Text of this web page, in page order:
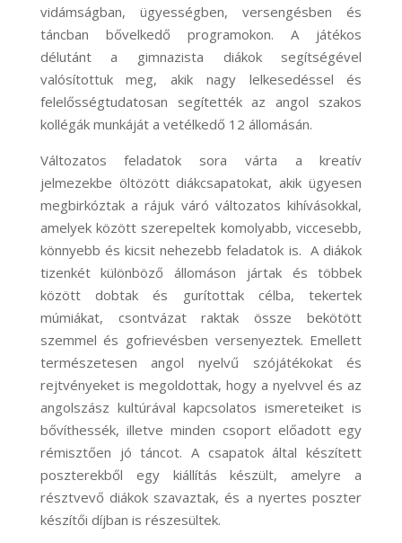
vidámságban, ügyességben, versengésben és
táncban bővelkedő programokon. A játékos
délutánt a gimnazista diákok segítségével
valósítottuk meg, akik nagy lelkesedéssel és
felelősségtudatosan segítették az angol szakos
kollégák munkáját a vetélkedő 12 állomásán.
Változatos feladatok sora várta a kreatív
jelmezekbe öltözött diákcsapatokat, akik ügyesen
megbirkóztak a rájuk váró változatos kihívásokkal,
amelyek között szerepeltek komolyabb, viccesebb,
könnyebb és kicsit nehezebb feladatok is. A diákok
tizenkét különböző állomáson jártak és többek
között dobtak és gurítottak célba, tekertek
múmiákat, csontvázat raktak össze bekötött
szemmel és gofrievésben versenyeztek. Emellett
természetesen angol nyelvű szójátékokat és
rejtvényeket is megoldottak, hogy a nyelvvel és az
angolszász kultúrával kapcsolatos ismereteiket is
bővíthessék, illetve minden csoport előadott egy
rémisztően jó táncot. A csapatok által készített
poszterekből egy kiállítás készült, amelyre a
résztvevő diákok szavaztak, és a nyertes poszter
készítői díjban is részesültek.